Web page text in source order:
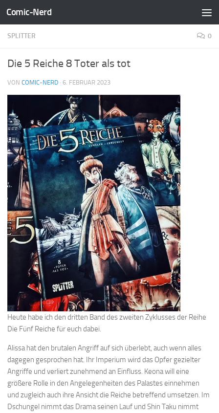
Zum Inhalt springen
Comic-Nerd
SPLITTER 0
Die 5 Reiche 8 Toter als tot
VON COMIC-NERD · 6. FEBRUAR 2023
Heute habe ich den dritten Band des zweiten Zyklusses der Reihe
Die Fünf Reiche für euch dabei.
Alissa hat den brutalen Angriff auf sich überlebt, auch wenn alles
dagegen gesprochen hat. Ihr Imperium wird das Opfer gezielter
Angriffe und verliert zunehmend an Einfluss. Keona will eine
größere Rolle in den Angelegenheiten des Palastes einnehmen
und zugleich auch ihre Ansicht die Reiche betreffend umsetzen. Im
Dschungel nimmt das Drama seinen Lauf und Shin Taku nimmt